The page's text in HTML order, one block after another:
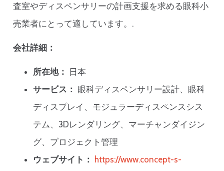
査室やディスペンサリーの計画支援を求める眼科小
売業者にとって適しています。.
会社詳細：
所在地： 日本
サービス： 眼科ディスペンサリー設計、眼科
ディスプレイ、モジュラーディスペンスシス
テム、3Dレンダリング、マーチャンダイジン
グ、プロジェクト管理
ウェブサイト： https://www.concept-s-